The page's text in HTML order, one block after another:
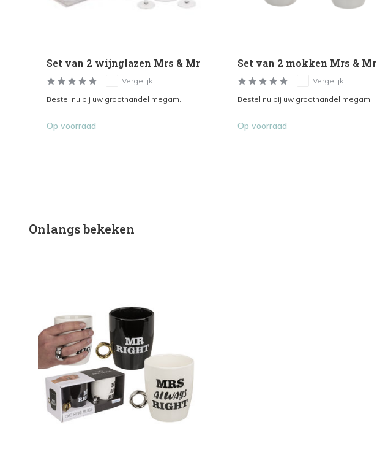
Set van 2 wijnglazen Mrs & Mr
Vergelijk
Bestel nu bij uw groothandel megam...
Op voorraad
Set van 2 mokken Mrs & Mr
Vergelijk
Bestel nu bij uw groothandel megam...
Op voorraad
Onlangs bekeken